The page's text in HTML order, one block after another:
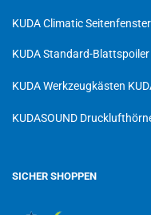
KUDA Climatic
KUDA Standard-
KUDA Werkzeugkästen
KUDASOUND
SICHER SHOPPEN